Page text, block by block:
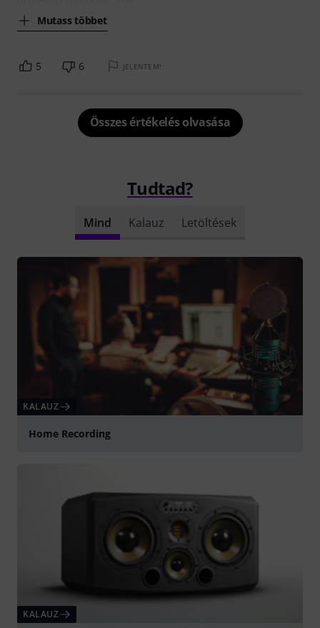
Mutass többet
5 6 JELENTEM!
Összes értékelés olvasása
Tudtad?
Mind Kalauz Letöltések
KALAUZ
Home Recording
KALAUZ